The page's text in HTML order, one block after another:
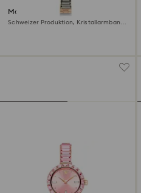
Matrix bangle Uhr
Schweizer Produktion, Kristallarmband,